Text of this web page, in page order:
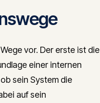
vor. Der erste ist die
einer internen
sein System die
auf sein